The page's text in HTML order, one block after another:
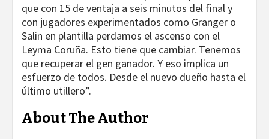
que con 15 de ventaja a seis minutos del final y
con jugadores experimentados como Granger o
Salin en plantilla perdamos el ascenso con el
Leyma Coruña. Esto tiene que cambiar. Tenemos
que recuperar el gen ganador. Y eso implica un
esfuerzo de todos. Desde el nuevo dueño hasta el
último utillero”.
About The Author